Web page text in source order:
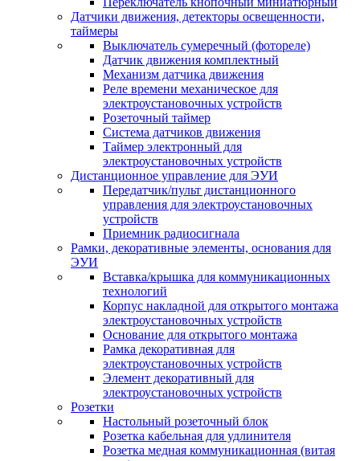
Датчики движения, детекторы освещенности,
таймеры
Выключатель сумеречный (фотореле)
Датчик движения комплектный
Механизм датчика движения
Реле времени механическое для
электроустановочных устройств
Розеточный таймер
Система датчиков движения
Таймер электронный для
электроустановочных устройств
Дистанционное управление для ЭУИ
Передатчик/пульт дистанционного
управления для электроустановочных
устройств
Приемник радиосигнала
Рамки, декоративные элементы, основания для
ЭУИ
Вставка/крышка для коммуникационных
технологий
Корпус накладной для открытого монтажа
электроустановочных устройств
Основание для открытого монтажа
Рамка декоративная для
электроустановочных устройств
Элемент декоративный для
электроустановочных устройств
Розетки
Настольный розеточный блок
Розетка кабельная для удлинителя
Розетка медная коммуникационная (витая